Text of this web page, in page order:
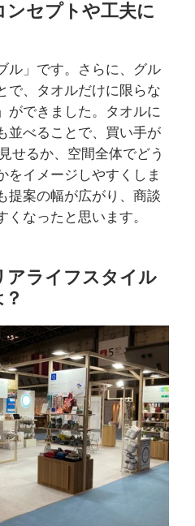
ンセプトや工夫に
ル」です。さらに、グル
で、タオルだけに限らな
ができました。タオルに
並べることで、買い手が
せるか、空間全体でどう
をイメージしやすくしま
提案の幅が広がり、商談
なったと思います。
アライフスタイル